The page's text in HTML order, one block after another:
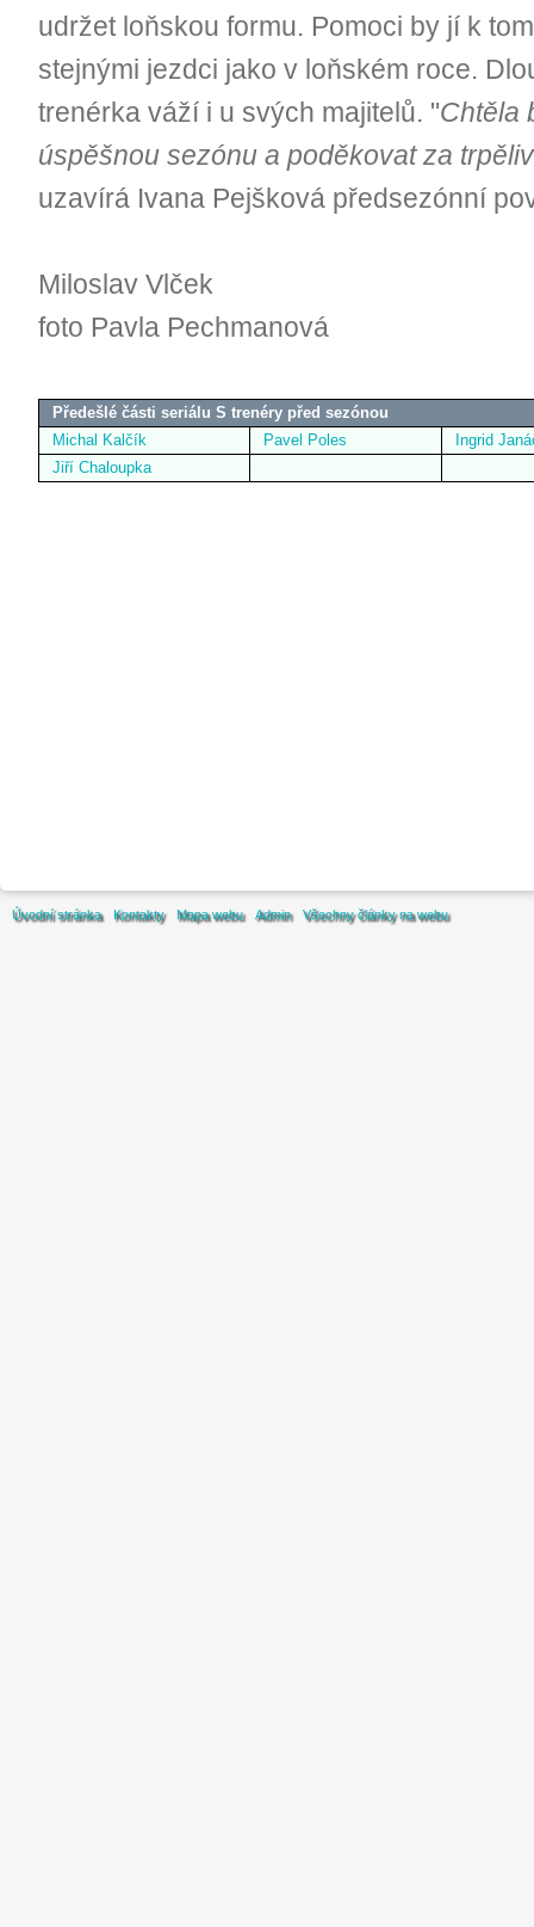
udržet loňskou formu. Pomoci by jí k
stejnými jezdci jako v loňském roce.
trenérka váží i u svých majitelů. "Chtěla
úspěšnou sezónu a poděkovat za
uzavírá Ivana Pejšková předsezónní
Miloslav Vlček
foto Pavla Pechmanová
Předešlé části seriálu S trenéry před sezónou
Michal Kalčík
Pavel Poles
Ingrid
Jiří Chaloupka
Úvodní stránka Kontakty Mapa webu Admin Všechny články na webu